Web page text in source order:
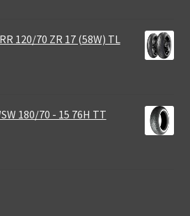
120/70 ZR 17 (58W) TL
180/70 - 15 76H TT